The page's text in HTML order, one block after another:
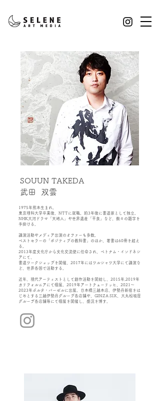
​武田 双雲
SOUUN TAKEDA
1975年熊本生まれ。
東京理科大学卒業後、NTTに就職。約3年後に書道家として独立。
NHK大河ドラマ「天地人」や世界遺産「平泉」など、数々の題字を
手掛ける。
講演活動やメディア出演のオファーも多数。
ベストセラーの「ポジティブの教科書」のほか、著書は60冊を超え
る。
2013年度文化庁から文化交流使に任命され、ベトナム・インドネシ
アにて、
書道ワークショップを開催、2017年にはワルシャワ大学にて講演な
ど、世界各国で活動する。
近年、現代アーティストとして創作活動を開始し、2015年,2019年
カリフォルニアにて個展。2019年アートチューリッヒ、2021～
2023年ボルタ・バーゼルに出展。日本橋三越本店、伊勢丹新宿をは
じめとする三越伊勢丹グループ各店舗や、GINZA SIX、大丸松坂屋
グループ各店舗等にて個展を開催し、盛況を博す。